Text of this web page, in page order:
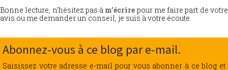
Bonne lecture, n’hésitez pas à m’écrire pour me faire part de votre
avis ou me demander un conseil, je suis à votre écoute.
Abonnez-vous à ce blog par e-mail.
Saisissez votre adresse e-mail pour vous abonner à ce blog et